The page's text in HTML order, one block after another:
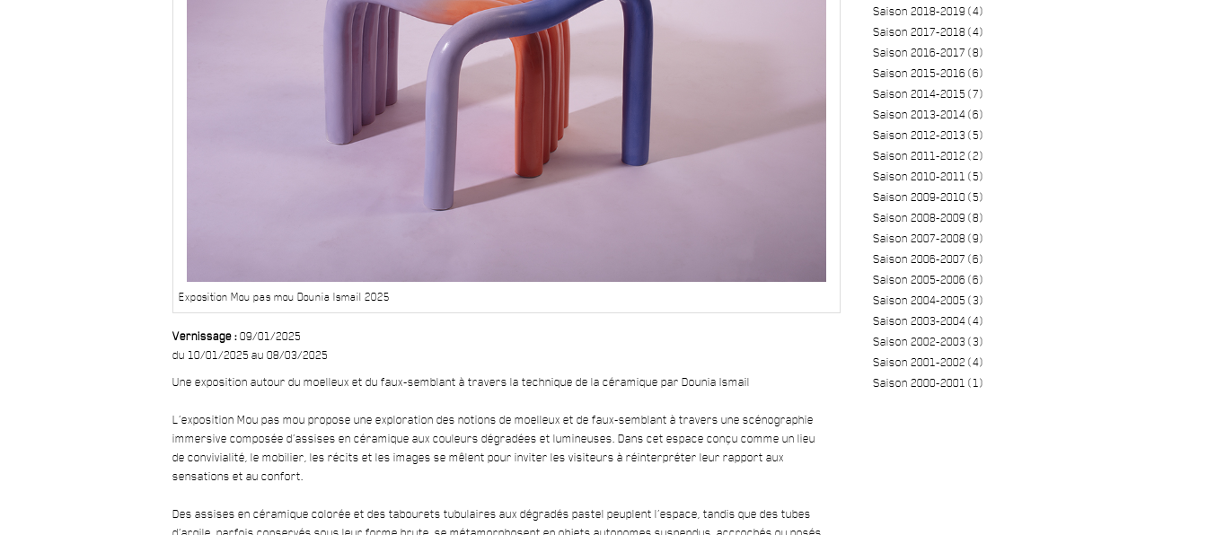
Exposition Mou pas mou Dounia Ismail 2025
Vernissage :09/01/2025
du 10/01/2025 au 08/03/2025
Une exposition autour du moelleux et du faux-semblant à travers la technique de la céramique par Dounia Ismail
L’exposition Mou pas mou propose une exploration des notions de moelleux et de faux-semblant à travers une scénographie
immersive composée d’assises en céramique aux couleurs dégradées et lumineuses. Dans cet espace conçu comme un lieu
de convivialité, le mobilier, les récits et les images se mêlent pour inviter les visiteurs à réinterpréter leur rapport aux
sensations et au confort.
Des assises en céramique colorée et des tabourets tubulaires aux dégradés pastel peuplent l’espace, tandis que des tubes
Saison 2018-2019 (4)
Saison 2017-2018 (4)
Saison 2016-2017 (8)
Saison 2015-2016 (6)
Saison 2014-2015 (7)
Saison 2013-2014 (6)
Saison 2012-2013 (5)
Saison 2011-2012 (2)
Saison 2010-2011 (5)
Saison 2009-2010 (5)
Saison 2008-2009 (8)
Saison 2007-2008 (9)
Saison 2006-2007 (6)
Saison 2005-2006 (6)
Saison 2004-2005 (3)
Saison 2003-2004 (4)
Saison 2002-2003 (3)
Saison 2001-2002 (4)
Saison 2000-2001 (1)